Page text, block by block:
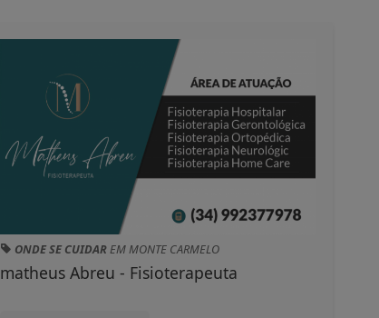
ONDE SE CUIDAREM MONTE CARMELO
matheus Abreu - Fisioterapeuta